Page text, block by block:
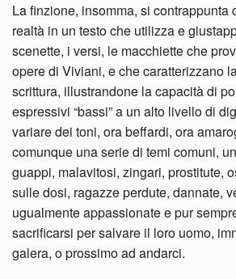
La finzione, insomma, si contrappunta
realtà in un testo che utilizza e
scenette, i versi, le macchiette che
opere di Viviani, e che caratterizzano
scrittura, illustrandone la capacità di
espressivi “bassi” a un alto livello di
variare dei toni, ora beffardi, ora
comunque una serie di temi comuni,
guappi, malavitosi, zingari, prostitute,
sulle dosi, ragazze perdute, dannate,
ugualmente appassionate e pur
sacrificarsi per salvare il loro uomo,
galera, o prossimo ad andarci.